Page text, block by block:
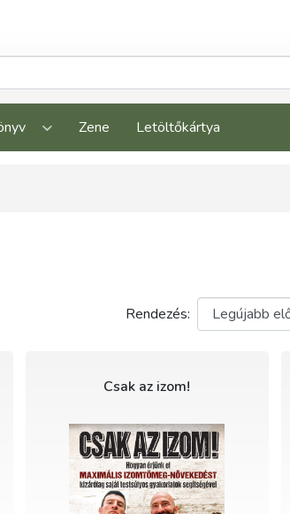
Zene Letöltőkártya
Rendezés:
Csak az izom!